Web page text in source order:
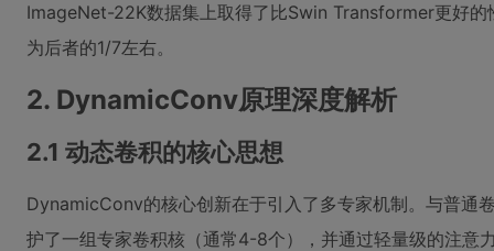
ImageNet-22K数据集上取得了比Swin Transformer更好
为后者的1/7左右。
2. DynamicConv原理深度解析
2.1 动态卷积的核心思想
DynamicConv的核心创新在于引入了多专家机制。与普通
护了一组专家卷积核（通常4-8个），并通过轻量级的注意